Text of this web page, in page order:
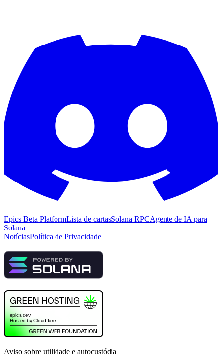
Epics Beta PlatformLista de cartasSolana RPCAgente de IA para
Solana
NotíciasPolítica de Privacidade
Aviso sobre utilidade e autocustódia